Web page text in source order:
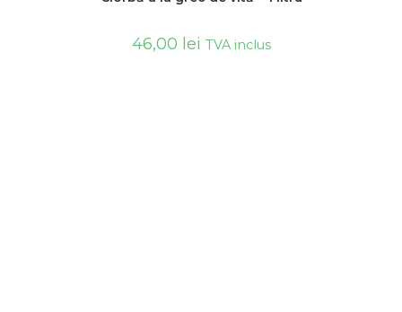
46,00 lei TVA inclus